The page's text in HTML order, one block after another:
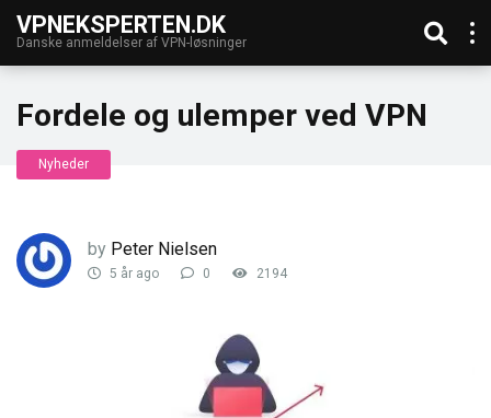
VPNEKSPERTEN.DK
Danske anmeldelser af VPN-løsninger
Fordele og ulemper ved VPN
Nyheder
by Peter Nielsen
5 år ago 0 2194